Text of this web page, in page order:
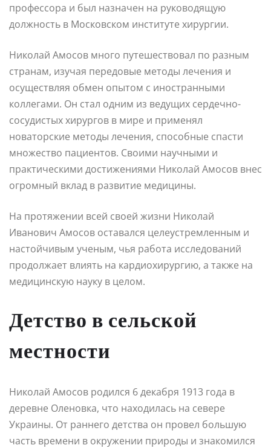
профессора и был назначен на руководящую
должность в Московском институте хирургии.
Николай Амосов много путешествовал по разным
странам, изучая передовые методы лечения и
осуществляя обмен опытом с иностранными
коллегами. Он стал одним из ведущих сердечно-
сосудистых хирургов в мире и применял
новаторские методы лечения, способные спасти
множество пациентов. Своими научными и
практическими достижениями Николай Амосов внес
огромный вклад в развитие медицины.
На протяжении всей своей жизни Николай
Иванович Амосов оставался целеустремленным и
настойчивым ученым, чья работа исследований
продолжает влиять на кардиохирургию, а также на
медицинскую науку в целом.
Детство в сельской
местности
Николай Амосов родился 6 декабря 1913 года в
деревне Оленовка, что находилась на севере
Украины. От раннего детства он провел большую
часть времени в окружении природы и знакомился